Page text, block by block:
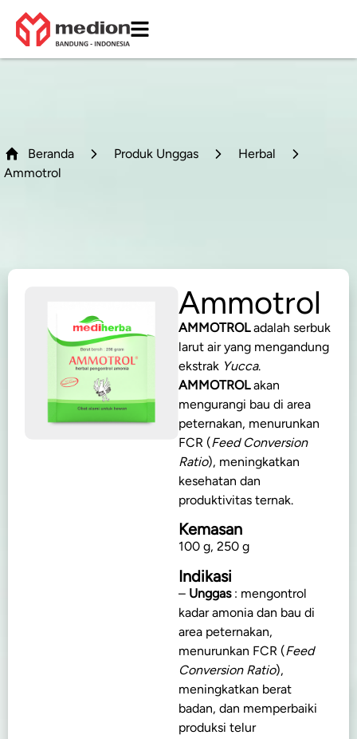
Beranda Produk Unggas
Herbal
Ammotrol
Ammotrol
AMMOTROLadalah serbuk
larut air yang mengandung
ekstrak Yucca.
AMMOTROLakan
mengurangi bau di area
peternakan, menurunkan
FCR (Feed Conversion
Ratio), meningkatkan
kesehatan dan
produktivitas ternak.
Kemasan
100 g, 250 g
Indikasi
– Unggas: mengontrol
kadar amonia dan bau di
area peternakan,
menurunkan FCR (Feed
Conversion Ratio),
meningkatkan berat
badan, dan memperbaiki
produksi telur